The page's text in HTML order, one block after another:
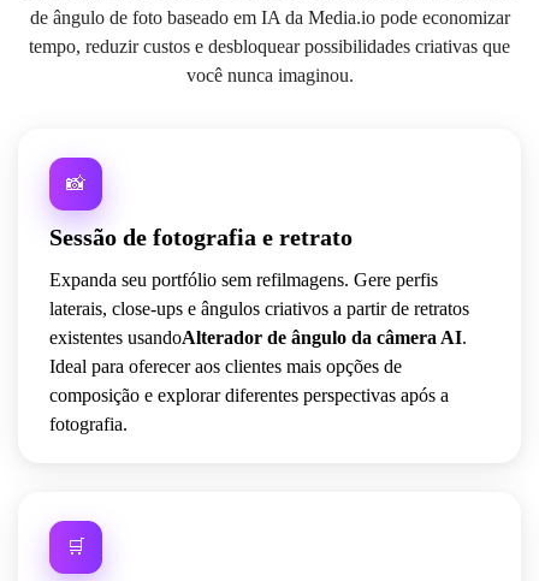
de ângulo de foto baseado em IA da Media.io pode economizar
tempo, reduzir custos e desbloquear possibilidades criativas que
você nunca imaginou.
📸
Sessão de fotografia e retrato
Expanda seu portfólio sem refilmagens. Gere perfis
laterais, close-ups e ângulos criativos a partir de retratos
existentes usandoAlterador de ângulo da câmera AI.
Ideal para oferecer aos clientes mais opções de
composição e explorar diferentes perspectivas após a
fotografia.
🛒